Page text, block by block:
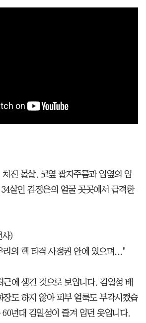
진 볼살. 코옆 팔자주름과 입옆의 입
살인 김정은의 얼굴 곳곳에서 급격한
사)
리의 핵 타격 사정권 안에 있으며..."
에 생긴 것으로 보입니다. 김일성 배
도 하지 않아 피부 얼룩도 부각시켰습
년대 김일성이 즐겨 입던 옷입니다.